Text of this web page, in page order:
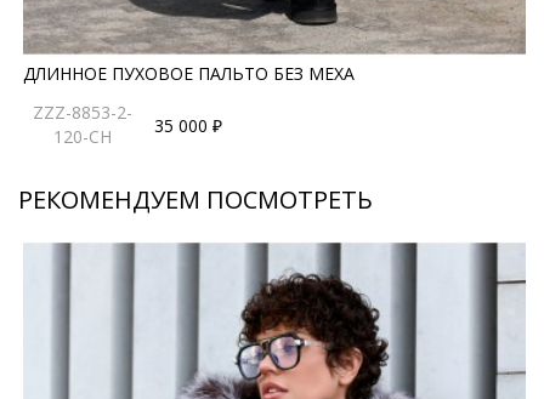
ДЛИННОЕ ПУХОВОЕ ПАЛЬТО БЕЗ МЕХА
ZZZ-8853-2-
120-CH
35 000 ₽
РЕКОМЕНДУЕМ ПОСМОТРЕТЬ